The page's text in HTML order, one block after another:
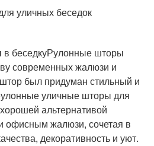
уличных беседок
беседкуРулонные шторы
современных жалюзи и
был придуман стильный и
уличные шторы для
альтернативой
офисным жалюзи, сочетая в
декоративность и уют.